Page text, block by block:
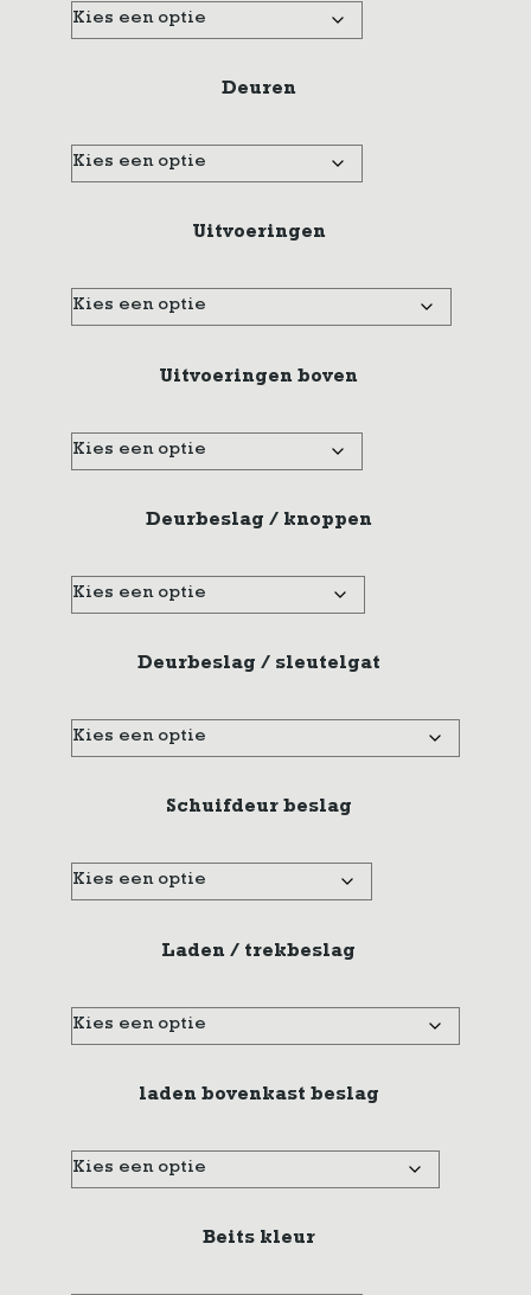
Deuren
Uitvoeringen
Uitvoeringen boven
Deurbeslag / knoppen
Deurbeslag / sleutelgat
Schuifdeur beslag
Laden / trekbeslag
laden bovenkast beslag
Beits kleur